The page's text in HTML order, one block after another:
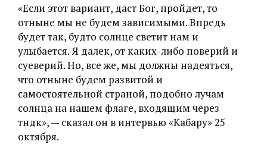
«Если этот вариант, даст Бог, пройдет, то
отныне мы не будем зависимыми. Впредь
будет так, будто солнце светит нам и
улыбается. Я далек, от каких-либо поверий и
суеверий. Но, все же, мы должны надеяться,
что отныне будем развитой и
самостоятельной страной, подобно лучам
солнца на нашем флаге, входящим через
түндүк», — сказал он в интервью «Кабару» 25
октября.